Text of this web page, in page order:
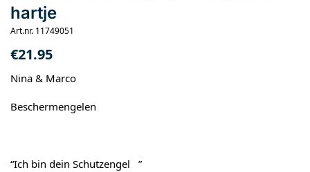
hartje
Art.nr. 11749051
€21.95
Nina & Marco
Beschermengelen
“Ich bin dein Schutzengel ”